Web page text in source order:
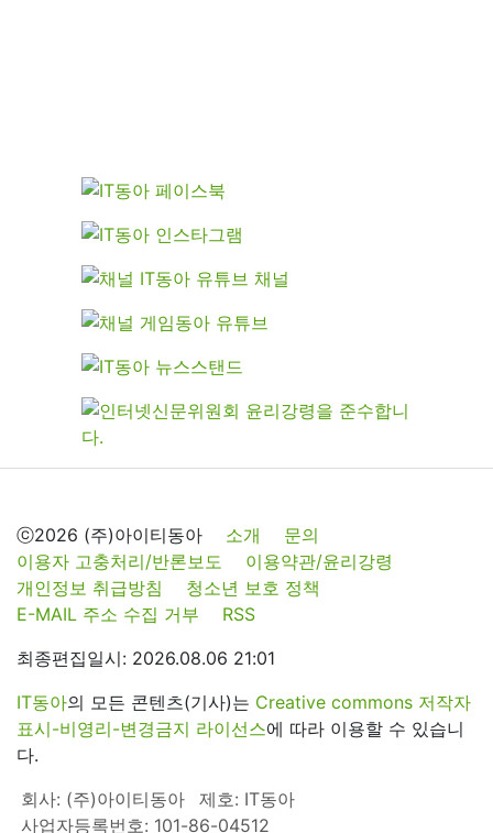
ⓒ2026 (주)아이티동아 소개
문의
이용자 고충처리/반론보도
이용약관/윤리강령
개인정보 취급방침
청소년 보호 정책
E-MAIL 주소 수집 거부
RSS
최종편집일시: 2026.08.06 21:01
IT동아의 모든 콘텐츠(기사)는 Creative commons 저작자
표시-비영리-변경금지 라이선스에 따라 이용할 수 있습니
다.
회사: (주)아이티동아
제호: IT동아
사업자등록번호: 101-86-04512